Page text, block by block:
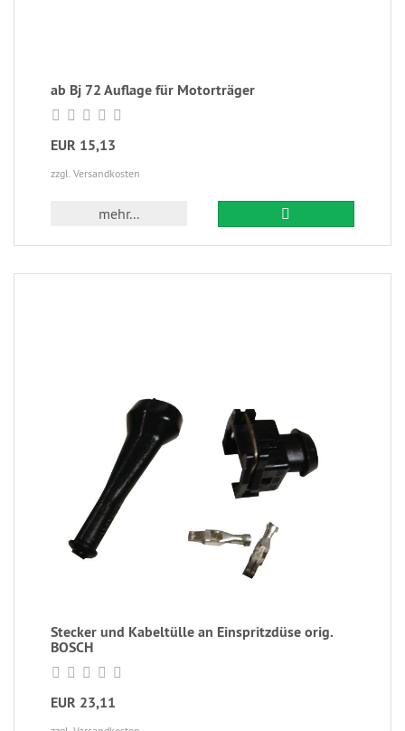
ab Bj 72 Auflage für Motorträger
EUR 15,13
zzgl. Versandkosten
mehr...
Stecker und Kabeltülle an Einspritzdüse orig.
BOSCH
EUR 23,11